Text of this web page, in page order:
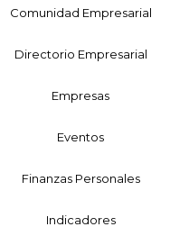
Comunidad Empresarial
Directorio Empresarial
Empresas
Eventos
Finanzas Personales
Indicadores